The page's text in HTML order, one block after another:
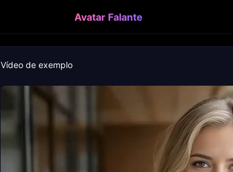
Avatar Falante
Vídeo de exemplo